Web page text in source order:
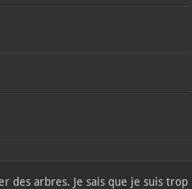
des arbres. Je sais que je suis trop